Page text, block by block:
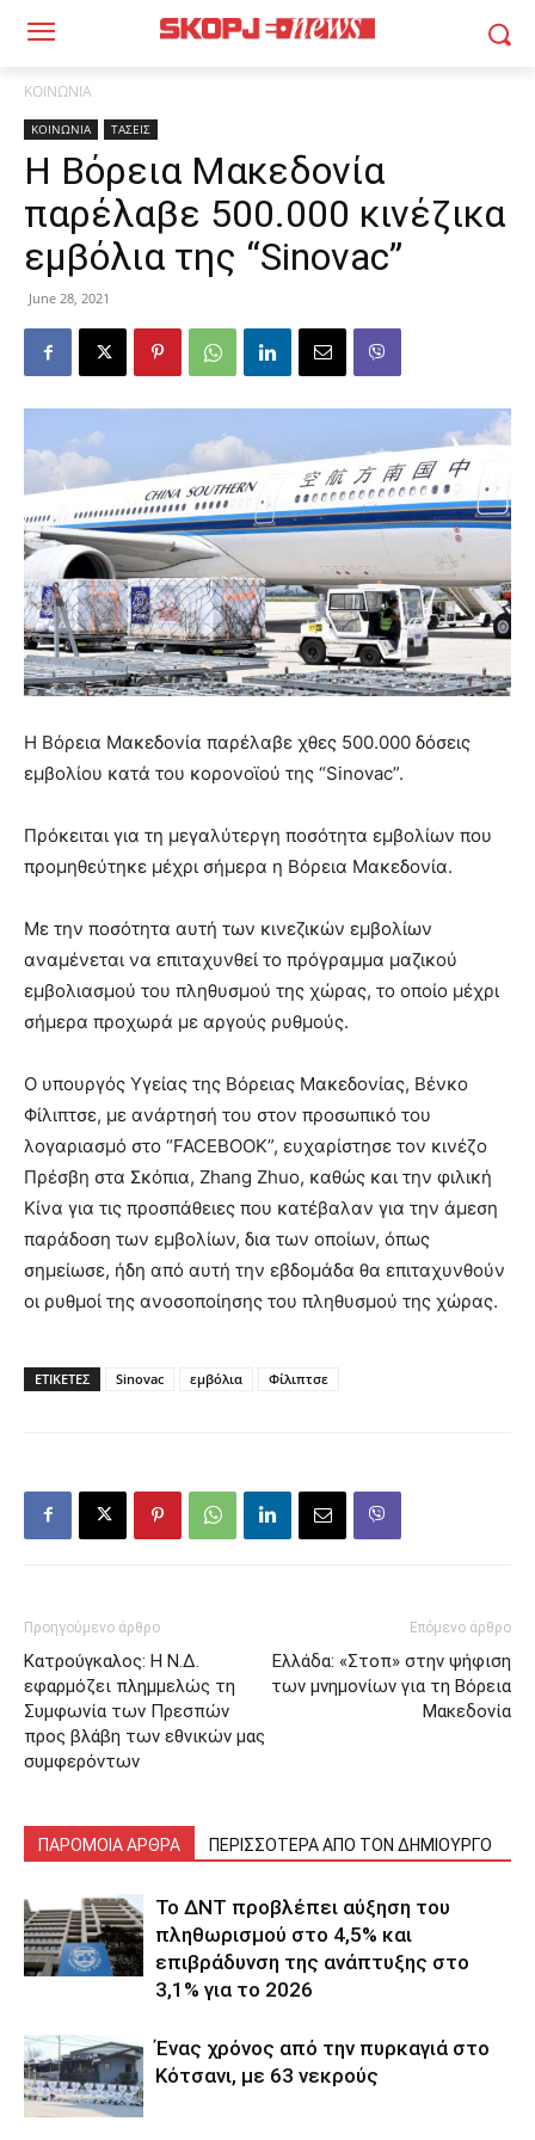
ΚΟΙΝΩΝΙΑ
ΚΟΙΝΩΝΙΑ ΤΑΣΕΙΣ
Η Βόρεια Μακεδονία
παρέλαβε 500.000 κινέζικα
εμβόλια της “Sinovac”
June 28, 2021
Η Βόρεια Μακεδονία παρέλαβε χθες 500.000 δόσεις
εμβολίου κατά του κορονοϊού της “Sinovac”.
Πρόκειται για τη μεγαλύτεργη ποσότητα εμβολίων που
προμηθεύτηκε μέχρι σήμερα η Βόρεια Μακεδονία.
Με την ποσότητα αυτή των κινεζικών εμβολίων
αναμένεται να επιταχυνθεί το πρόγραμμα μαζικού
εμβολιασμού του πληθυσμού της χώρας, το οποίο μέχρι
σήμερα προχωρά με αργούς ρυθμούς.
Ο υπουργός Υγείας της Βόρειας Μακεδονίας, Βένκο
Φίλιπτσε, με ανάρτησή του στον προσωπικό του
λογαριασμό στο “FACEBOOK”, ευχαρίστησε τον κινέζο
Πρέσβη στα Σκόπια, Zhang Zhuo, καθώς και την φιλική
Κίνα για τις προσπάθειες που κατέβαλαν για την άμεση
παράδοση των εμβολίων, δια των οποίων, όπως
σημείωσε, ήδη από αυτή την εβδομάδα θα επιταχυνθούν
οι ρυθμοί της ανοσοποίησης του πληθυσμού της χώρας.
ΕΤΙΚΕΤΕΣ Sinovac εμβόλια Φίλιπτσε
Προηγούμενο άρθρο
Κατρούγκαλος: Η Ν.Δ.
εφαρμόζει πλημμελώς τη
Συμφωνία των Πρεσπών
προς βλάβη των εθνικών μας
συμφερόντων
Επόμενο άρθρο
Ελλάδα: «Στοπ» στην ψήφιση
των μνημονίων για τη Βόρεια
Μακεδονία
ΠΑΡΟΜΟΙΑ ΑΡΘΡΑ ΠΕΡΙΣΣΟΤΕΡΑ ΑΠΟ ΤΟΝ ΔΗΜΙΟΥΡΓΟ
Το ΔΝΤ προβλέπει αύξηση του
πληθωρισμού στο 4,5% και
επιβράδυνση της ανάπτυξης στο
3,1% για το 2026
Ένας χρόνος από την πυρκαγιά στο
Κότσανι, με 63 νεκρούς